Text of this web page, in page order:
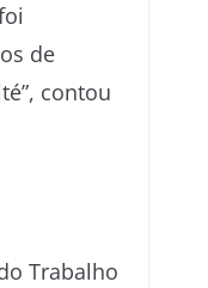
de
contou
Trabalho